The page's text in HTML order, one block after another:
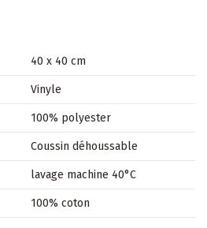
40 x 40 cm
Vinyle
100% polyester
Coussin déhoussable
lavage machine 40°C
100% coton